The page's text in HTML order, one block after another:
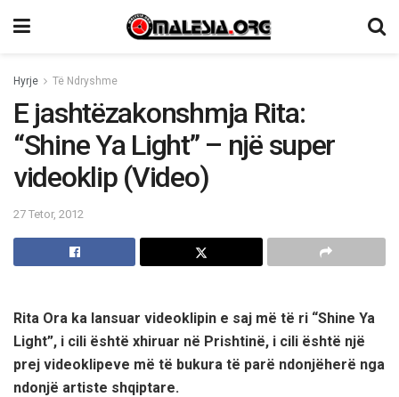
Hyrje Të Ndryshme
E jashtëzakonshmja Rita:
“Shine Ya Light” – një super
videoklip (Video)
27 Tetor, 2012
Rita Ora ka lansuar videoklipin e saj më të ri “Shine Ya
Light”, i cili është xhiruar në Prishtinë, i cili është një
prej videoklipeve më të bukura të parë ndonjëherë nga
ndonjë artiste shqiptare.